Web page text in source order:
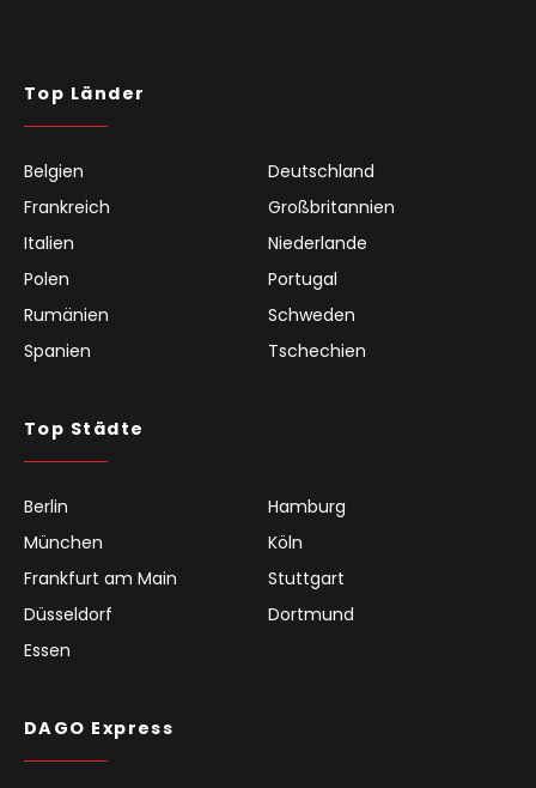
Top Länder
Belgien
Deutschland
Frankreich
Großbritannien
Italien
Niederlande
Polen
Portugal
Rumänien
Schweden
Spanien
Tschechien
Top Städte
Berlin
Hamburg
München
Köln
Frankfurt am Main
Stuttgart
Düsseldorf
Dortmund
Essen
DAGO Express